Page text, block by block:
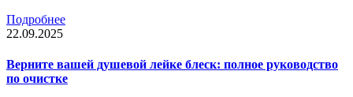
Подробнее
22.09.2025
Верните вашей душевой лейке блеск: полное руководство
по очистке